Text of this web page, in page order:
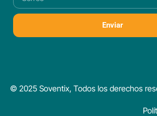
Enviar
© 2025 Soventix, Todos los derechos